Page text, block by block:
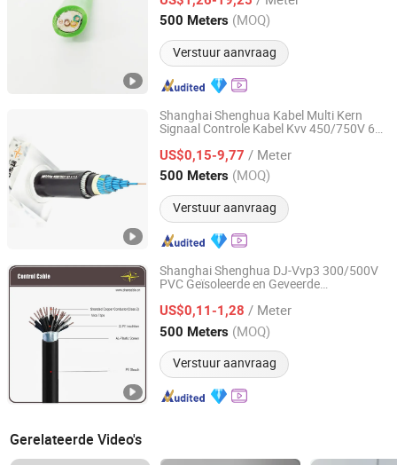
500 Meters (MOQ)
Verstuur aanvraag
Shanghai, China Sinds 2021
Shanghai Shenghua Kabel Multi Kern
Signaal Controle Kabel Kvv 450/750V 60
Kwaliteit
US$0,15-9,77 / Meter
500 Meters (MOQ)
Verstuur aanvraag
Shanghai Shenghua Cable Co., Ltd.
Shanghai, China Sinds 2023
Shanghai Shenghua DJ-Vvp3 300/500V
PVC Geïsoleerde en Geveerde
US$0,11-1,28 / Meter
500 Meters (MOQ)
Verstuur aanvraag
Shanghai Shenghua Cable Co., Ltd.
Shanghai, China Sinds 2023
Gerelateerde Video's